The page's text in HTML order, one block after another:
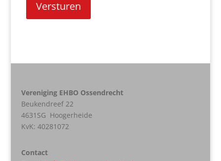
Vereniging EHBO Ossendrecht
Beukendreef 22
4631SG Hoogerheide
KvK: 40281072
Contact